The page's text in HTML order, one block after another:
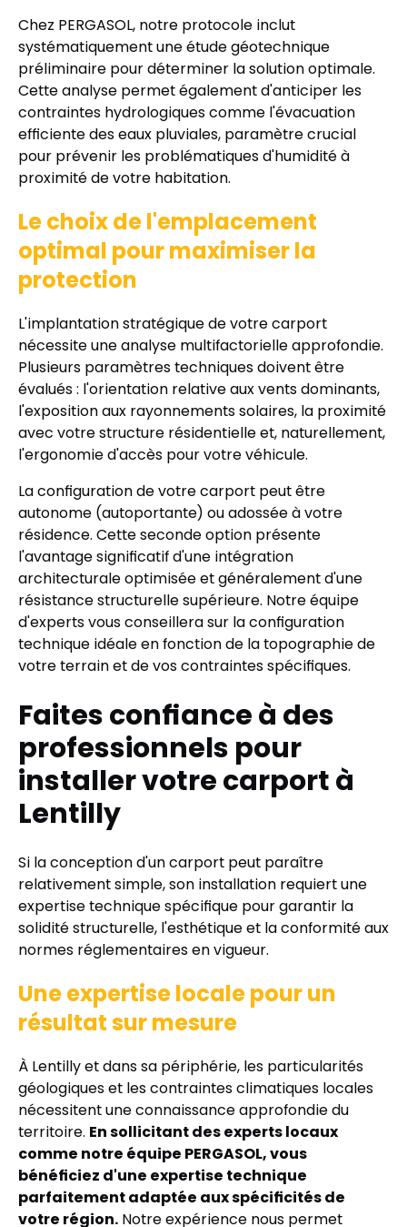
Chez PERGASOL, notre protocole inclut
systématiquement une étude géotechnique
préliminaire pour déterminer la solution optimale.
Cette analyse permet également d'anticiper les
contraintes hydrologiques comme l'évacuation
efficiente des eaux pluviales, paramètre crucial
pour prévenir les problématiques d'humidité à
proximité de votre habitation.
Le choix de l'emplacement
optimal pour maximiser la
protection
L'implantation stratégique de votre carport
nécessite une analyse multifactorielle approfondie.
Plusieurs paramètres techniques doivent être
évalués : l'orientation relative aux vents dominants,
l'exposition aux rayonnements solaires, la proximité
avec votre structure résidentielle et, naturellement,
l'ergonomie d'accès pour votre véhicule.
La configuration de votre carport peut être
autonome (autoportante) ou adossée à votre
résidence. Cette seconde option présente
l'avantage significatif d'une intégration
architecturale optimisée et généralement d'une
résistance structurelle supérieure. Notre équipe
d'experts vous conseillera sur la configuration
technique idéale en fonction de la topographie de
votre terrain et de vos contraintes spécifiques.
Faites confiance à des
professionnels pour
installer votre carport à
Lentilly
Si la conception d'un carport peut paraître
relativement simple, son installation requiert une
expertise technique spécifique pour garantir la
solidité structurelle, l'esthétique et la conformité aux
normes réglementaires en vigueur.
Une expertise locale pour un
résultat sur mesure
À Lentilly et dans sa périphérie, les particularités
géologiques et les contraintes climatiques locales
nécessitent une connaissance approfondie du
territoire. En sollicitant des experts locaux
comme notre équipe PERGASOL, vous
bénéficiez d'une expertise technique
parfaitement adaptée aux spécificités de
votre région. Notre expérience nous permet